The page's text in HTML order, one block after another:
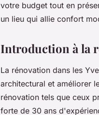
votre budget tout en
un lieu qui allie confort
Introduction à la
La rénovation dans les
architectural et améliorer
rénovation tels que ceux
forte de 30 ans